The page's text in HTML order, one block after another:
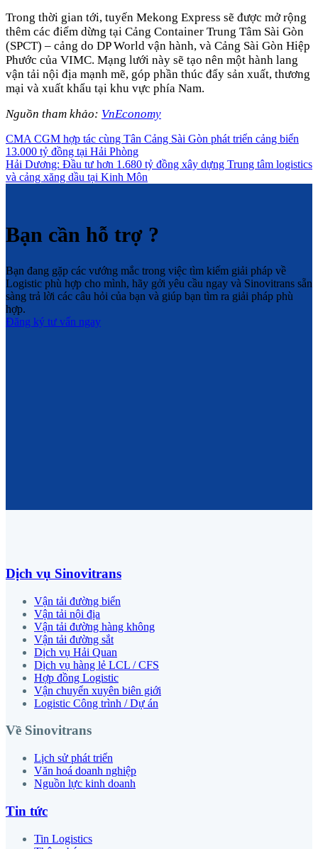
Trong thời gian tới, tuyến Mekong Express sẽ được mở rộng
thêm các điểm dừng tại Cảng Container Trung Tâm Sài Gòn
(SPCT) – cảng do DP World vận hành, và Cảng Sài Gòn Hiệp
Phước của VIMC. Mạng lưới này sẽ tạo nên một hành lang
vận tải nội địa mạnh mẽ, góp phần thúc đẩy sản xuất, thương
mại và xuất khẩu tại khu vực phía Nam.
Nguồn tham khảo: VnEconomy
CMA CGM hợp tác cùng Tân Cảng Sài Gòn phát triển cảng biển
13.000 tỷ đồng tại Hải Phòng
Hải Dương: Đầu tư hơn 1.680 tỷ đồng xây dựng Trung tâm logistics
và cảng xăng dầu tại Kinh Môn
Bạn cần hỗ trợ ?
Bạn đang gặp các vướng mắc trong việc tìm kiếm giải pháp về
Logistic phù hợp cho mình, hãy gởi yêu cầu ngay và Sinovitrans sẵn
sàng trả lời các câu hỏi của bạn và giúp bạn tìm ra giải pháp phù
hợp.
Đăng ký tư vấn ngay
Dịch vụ Sinovitrans
Vận tải đường biển
Vận tải nội địa
Vận tải đường hàng không
Vận tải đường sắt
Dịch vụ Hải Quan
Dịch vụ hàng lẻ LCL / CFS
Hợp đồng Logistic
Vận chuyển xuyên biên giới
Logistic Công trình / Dự án
Về Sinovitrans
Lịch sử phát triển
Văn hoá doanh nghiệp
Nguồn lực kinh doanh
Tin tức
Tin Logistics